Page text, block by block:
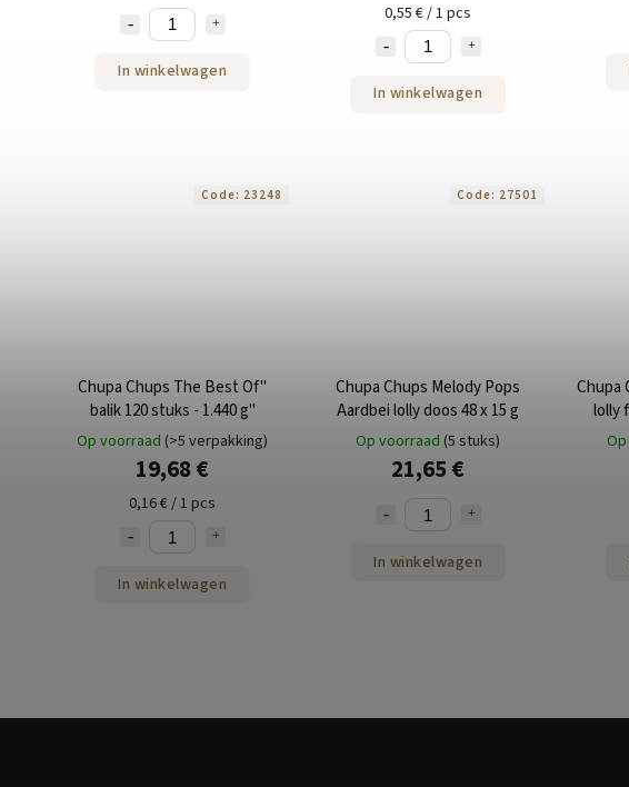
In winkelwagen
0,55 € / 1 pcs
In winkelwagen
Chupa Chups The Best Of"
balik 120 stuks - 1.440 g"
Op voorraad (>5 verpakking)
19,68 €
0,16 € / 1 pcs
In winkelwagen
Code: 23248
Chupa Chups Melody Pops
Aardbei lolly doos 48 x 15 g
Op voorraad (5 stuks)
21,65 €
In winkelwagen
Code: 27501
Chupa
lolly